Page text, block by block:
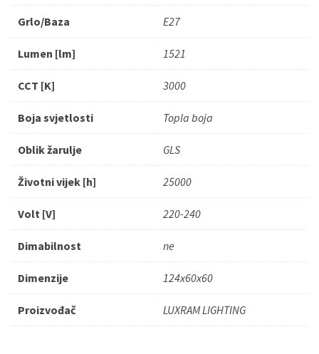
Grlo/Baza E27
Lumen [lm] 1521
CCT [K] 3000
Boja svjetlosti Topla boja
Oblik žarulje GLS
Životni vijek [h] 25000
Volt [V] 220-240
Dimabilnost ne
Dimenzije 124x60x60
Proizvođač LUXRAM LIGHTING